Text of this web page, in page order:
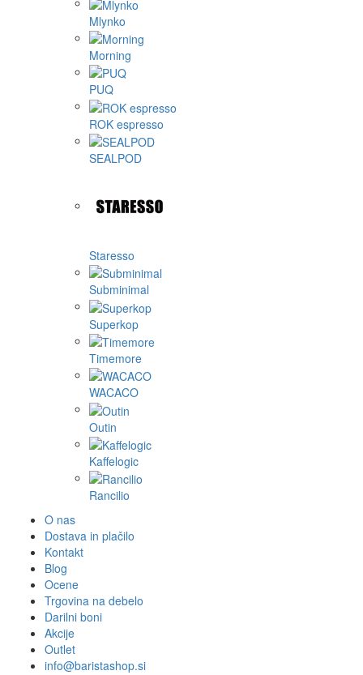
Mlynko
Morning
PUQ
ROK espresso
SEALPOD
Staresso
Subminimal
Superkop
Timemore
WACACO
Outin
Kaffelogic
Rancilio
O nas
Dostava in plačilo
Kontakt
Blog
Ocene
Trgovina na debelo
Darilni boni
Akcije
Outlet
info@baristashop.si